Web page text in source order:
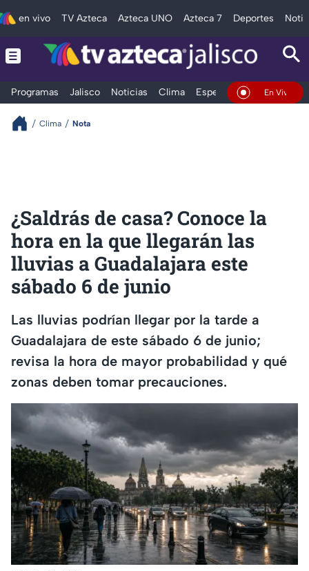
en vivo TV Azteca Azteca UNO Azteca 7 Deportes
Programas Jalisco Noticias Clima Espectáculos Deportes
En Vivo
Clima Nota
¿Saldrás de casa? Conoce la
hora en la que llegarán las
lluvias a Guadalajara este
sábado 6 de junio
Las lluvias podrían llegar por la tarde a
Guadalajara de este sábado 6 de junio;
revisa la hora de mayor probabilidad y qué
zonas deben tomar precauciones.